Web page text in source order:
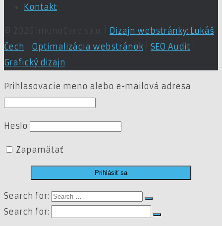
Kontakt
Dizajn webstránky: Lukáš
Čech
Optimalizácia webstránok SEO Audit
Grafický dizajn
Prihlasovacie meno alebo e-mailová adresa
Heslo
Zapamätať
Search for:
Search for: